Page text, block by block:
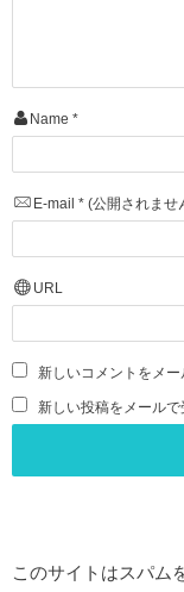
Name *
E-mail * (公開されませ
URL
新しいコメントをメー
新しい投稿をメールで
このサイトはスパム